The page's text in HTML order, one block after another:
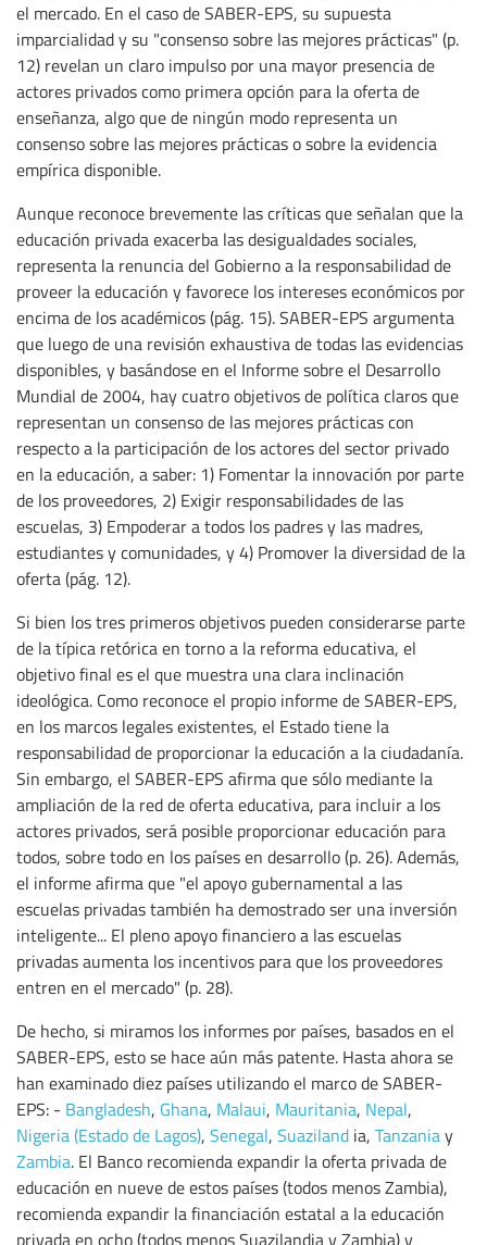
el mercado. En el caso de SABER-EPS, su supuesta
imparcialidad y su "consenso sobre las mejores prácticas" (p.
12) revelan un claro impulso por una mayor presencia de
actores privados como primera opción para la oferta de
enseñanza, algo que de ningún modo representa un
consenso sobre las mejores prácticas o sobre la evidencia
empírica disponible.
Aunque reconoce brevemente las críticas que señalan que la
educación privada exacerba las desigualdades sociales,
representa la renuncia del Gobierno a la responsabilidad de
proveer la educación y favorece los intereses económicos por
encima de los académicos (pág. 15). SABER-EPS argumenta
que luego de una revisión exhaustiva de todas las evidencias
disponibles, y basándose en el Informe sobre el Desarrollo
Mundial de 2004, hay cuatro objetivos de política claros que
representan un consenso de las mejores prácticas con
respecto a la participación de los actores del sector privado
en la educación, a saber: 1) Fomentar la innovación por parte
de los proveedores, 2) Exigir responsabilidades de las
escuelas, 3) Empoderar a todos los padres y las madres,
estudiantes y comunidades, y 4) Promover la diversidad de la
oferta (pág. 12).
Si bien los tres primeros objetivos pueden considerarse parte
de la típica retórica en torno a la reforma educativa, el
objetivo final es el que muestra una clara inclinación
ideológica. Como reconoce el propio informe de SABER-EPS,
en los marcos legales existentes, el Estado tiene la
responsabilidad de proporcionar la educación a la ciudadanía.
Sin embargo, el SABER-EPS afirma que sólo mediante la
ampliación de la red de oferta educativa, para incluir a los
actores privados, será posible proporcionar educación para
todos, sobre todo en los países en desarrollo (p. 26). Además,
el informe afirma que "el apoyo gubernamental a las
escuelas privadas también ha demostrado ser una inversión
inteligente... El pleno apoyo financiero a las escuelas
privadas aumenta los incentivos para que los proveedores
entren en el mercado" (p. 28).
De hecho, si miramos los informes por países, basados en el
SABER-EPS, esto se hace aún más patente. Hasta ahora se
han examinado diez países utilizando el marco de SABER-
EPS: - Bangladesh, Ghana, Malaui, Mauritania, Nepal,
Nigeria (Estado de Lagos), Senegal, Suaziland ia, Tanzaniay
Zambia. El Banco recomienda expandir la oferta privada de
educación en nueve de estos países (todos menos Zambia),
recomienda expandir la financiación estatal a la educación
privada en ocho (todos menos Suazilandia y Zambia) y